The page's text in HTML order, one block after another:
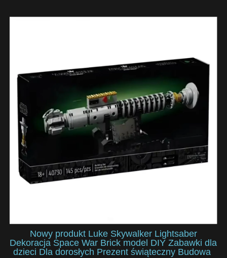
Nowy produkt Luke Skywalker Lightsaber
Dekoracja Space War Brick model DIY Zabawki dla
dzieci Dla dorosłych Prezent świąteczny Budowa